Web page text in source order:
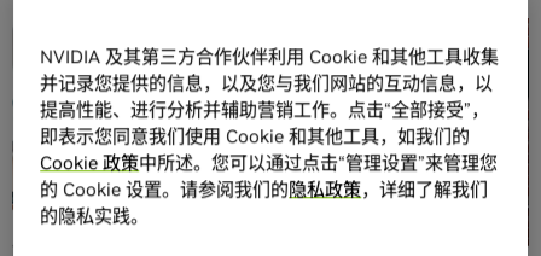
分享
沉浸式 3D 设计和角色创作将在本周的
NVIDIA 及其第三方合作伙伴利用 Cookie 和其他工具收集
并记录您提供的信息，以及您与我们网站的互动信息，以
提高性能、进行分析并辅助营销工作。点击“全部接受”，
即表示您同意我们使用 Cookie 和其他工具，如我们的
Cookie 政策中所述。您可以通过点击“管理设置”来管理您
的 Cookie 设置。请参阅我们的隐私政策，详细了解我们
的隐私实践。